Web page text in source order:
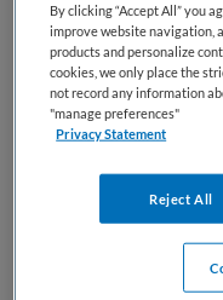
Vacature niet
Deze vacature
Assistant polikliniek
is niet meer actueel.
By clicking “Accept All” you
improve website navigation,
products and personalize
cookies, we only place the
not record any information
"manage preferences"
Privacy Statement
Reject All